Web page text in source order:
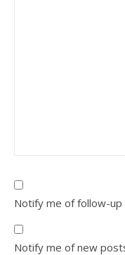
Notify me of follow-up
Notify me of new